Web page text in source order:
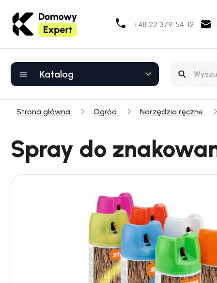
+48 22 379-54-12
Katalog
Strona główna Ogród Narzędzia ręczne
Spray do